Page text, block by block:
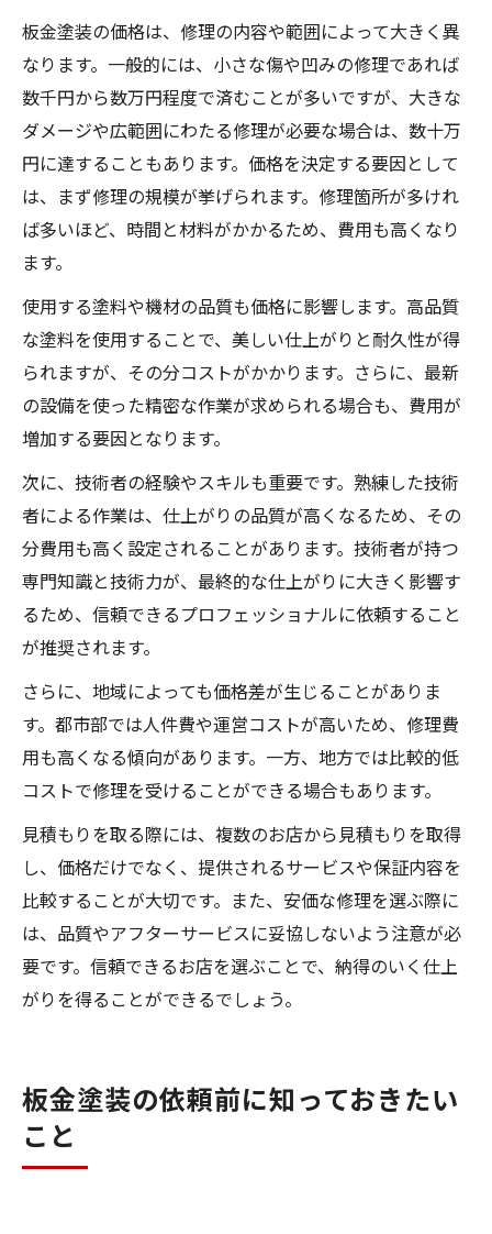
板金塗装の価格は、修理の内容や範囲によって大きく異
なります。一般的には、小さな傷や凹みの修理であれば
数千円から数万円程度で済むことが多いですが、大きな
ダメージや広範囲にわたる修理が必要な場合は、数十万
円に達することもあります。価格を決定する要因として
は、まず修理の規模が挙げられます。修理箇所が多けれ
ば多いほど、時間と材料がかかるため、費用も高くなり
ます。
使用する塗料や機材の品質も価格に影響します。高品質
な塗料を使用することで、美しい仕上がりと耐久性が得
られますが、その分コストがかかります。さらに、最新
の設備を使った精密な作業が求められる場合も、費用が
増加する要因となります。
次に、技術者の経験やスキルも重要です。熟練した技術
者による作業は、仕上がりの品質が高くなるため、その
分費用も高く設定されることがあります。技術者が持つ
専門知識と技術力が、最終的な仕上がりに大きく影響す
るため、信頼できるプロフェッショナルに依頼すること
が推奨されます。
さらに、地域によっても価格差が生じることがありま
す。都市部では人件費や運営コストが高いため、修理費
用も高くなる傾向があります。一方、地方では比較的低
コストで修理を受けることができる場合もあります。
見積もりを取る際には、複数のお店から見積もりを取得
し、価格だけでなく、提供されるサービスや保証内容を
比較することが大切です。また、安価な修理を選ぶ際に
は、品質やアフターサービスに妥協しないよう注意が必
要です。信頼できるお店を選ぶことで、納得のいく仕上
がりを得ることができるでしょう。
板金塗装の依頼前に知っておきたい
こと